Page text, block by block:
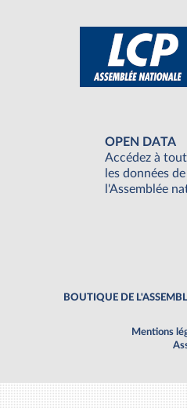
OPEN DATA
Accédez à
les données de
l'Assemblée
BOUTIQUE DE
Mentions